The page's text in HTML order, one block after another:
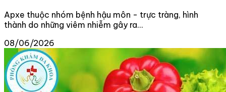
Apxe thuộc nhóm bệnh hậu môn - trực tràng, hình
thành do những viêm nhiễm gây ra...
08/06/2026